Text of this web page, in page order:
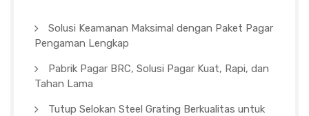
Solusi Keamanan Maksimal dengan Paket Pagar
Pengaman Lengkap
Pabrik Pagar BRC, Solusi Pagar Kuat, Rapi, dan
Tahan Lama
Tutup Selokan Steel Grating Berkualitas untuk